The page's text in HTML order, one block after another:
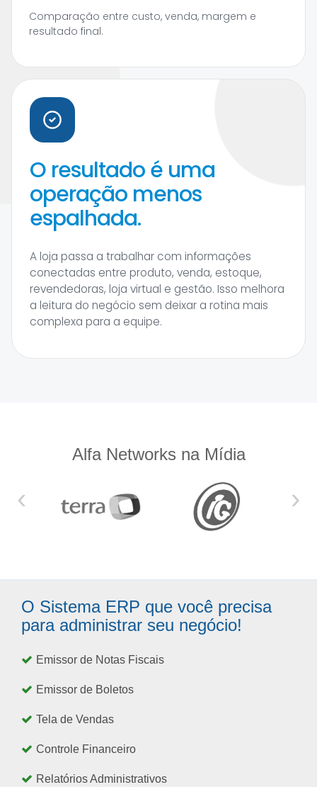
Comparação entre custo, venda, margem e
resultado final.
O resultado é uma
operação menos
espalhada.
A loja passa a trabalhar com informações
conectadas entre produto, venda, estoque,
revendedoras, loja virtual e gestão. Isso melhora
a leitura do negócio sem deixar a rotina mais
complexa para a equipe.
Alfa Networks na Mídia
‹ ›
O Sistema ERP que você precisa
para administrar seu negócio!
Emissor de Notas Fiscais
Emissor de Boletos
Tela de Vendas
Controle Financeiro
Relatórios Administrativos